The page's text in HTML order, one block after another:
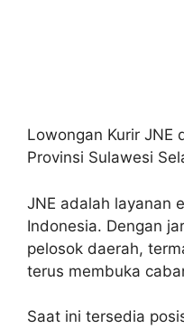
Lowongan Kurir JNE
Provinsi Sulawesi
JNE adalah layanan
Indonesia. Dengan
pelosok daerah,
terus membuka
Saat ini tersedia